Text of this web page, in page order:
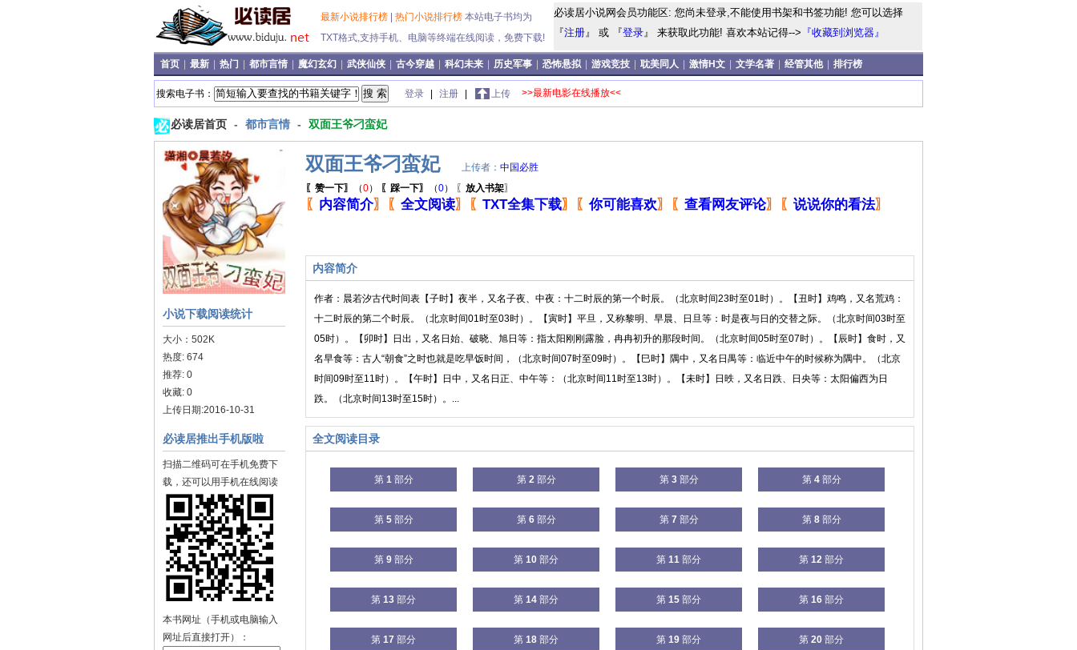
最新小说排行榜 热门小说排行榜 本站电子书均为
TXT格式,支持手机、电脑等终端在线阅读，免费下载!
必读居小说网会员功能区: 您尚未登录,不能使用书架和书签功能! 您可以选择
『注册』 或 『登录』 来获取此功能! 喜欢本站记得--> 『收藏到浏览器』
首页 最新 热门 都市言情 魔幻玄幻 武侠仙侠 古今穿越 科幻未来 历史军事 恐怖悬拟 游戏竞技 耽美同人 激情H文 文学名著 经管其他 排行榜
搜索电子书： 登录 注册 上传 >>最新电影在线播放<<
必读居首页 - 都市言情 - 双面王爷刁蛮妃
小说下载阅读统计
大小：502K
热度: 674
推荐: 0
收藏: 0
上传日期:2016-10-31
必读居推出手机版啦
扫描二维码可在手机免费下
载，还可以用手机在线阅读
本书网址（手机或电脑输入
网址后直接打开）：
双面王爷刁蛮妃 上传者： 中国必胜
〖赞一下〗
（0） 〖踩一下〗 （0） 〖 放入书架〗
〖 内容简介〗 〖 全文阅读〗 〖 TXT全集下载〗 〖你可能喜欢〗 〖 查看网友评论〗 〖 说说你的看法〗
内容简介
作者：晨若汐古代时间表【子时】夜半，又名子夜、中夜：十二时辰的第一个时辰。（北京时间23时至01时）。【丑时】鸡鸣，又名荒鸡：
十二时辰的第二个时辰。（北京时间01时至03时）。【寅时】平旦，又称黎明、早晨、日旦等：时是夜与日的交替之际。（北京时间03时至
05时）。【卯时】日出，又名日始、破晓、旭日等：指太阳刚刚露脸，冉冉初升的那段时间。（北京时间05时至07时）。【辰时】食时，又
名早食等：古人“朝食”之时也就是吃早饭时间，（北京时间07时至09时）。【巳时】隅中，又名日禺等：临近中午的时候称为隅中。（北京
时间09时至11时）。【午时】日中，又名日正、中午等：（北京时间11时至13时）。【未时】日昳，又名日跌、日央等：太阳偏西为日
跌。（北京时间13时至15时）。...
全文阅读目录
第 1部分 第 2部分 第 3部分 第 4部分
第 5部分 第 6部分 第 7 部分 第 8部分
第 9部分 第 10 部分 第 11 部分 第 12 部分
第 13 部分 第 14 部分 第 15 部分 第 16 部分
第 17 部分 第 18 部分 第 19 部分 第 20 部分